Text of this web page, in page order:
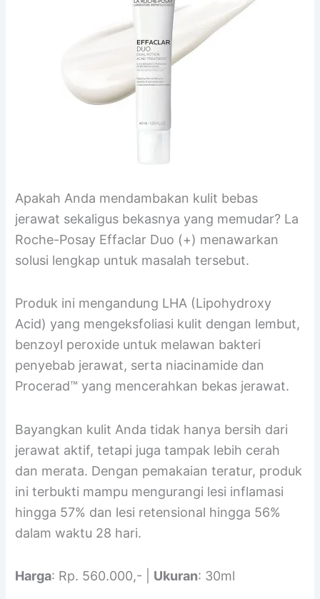
Apakah Anda mendambakan kulit bebas
jerawat sekaligus bekasnya yang memudar? La
Roche-Posay Effaclar Duo (+) menawarkan
solusi lengkap untuk masalah tersebut.
Produk ini mengandung LHA (Lipohydroxy
Acid) yang mengeksfoliasi kulit dengan lembut,
benzoyl peroxide untuk melawan bakteri
penyebab jerawat, serta niacinamide dan
Procerad™ yang mencerahkan bekas jerawat.
Bayangkan kulit Anda tidak hanya bersih dari
jerawat aktif, tetapi juga tampak lebih cerah
dan merata. Dengan pemakaian teratur, produk
ini terbukti mampu mengurangi lesi inflamasi
hingga 57% dan lesi retensional hingga 56%
dalam waktu 28 hari.
Harga: Rp. 560.000,- | Ukuran: 30ml